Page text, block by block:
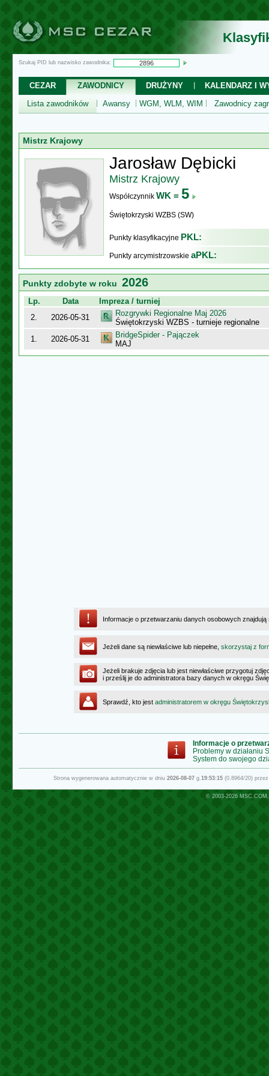
Szukaj PID lub nazwisko zawodnika:
CEZAR ZAWODNICY DRUŻYNY
KALENDARZ I
Lista zawodników
Awansy WGM, WLM, WIM Zawodnicy
Mistrz Krajowy
Jarosław Dębicki
Mistrz Krajowy
Współczynnik WK = 5
Świętokrzyski WZBS (SW)
Punkty klasyfikacyjne PKL:
Punkty arcymistrzowskie aPKL:
Punkty zdobyte w roku 2026
Lp. Data
Impreza / turniej
2.
2026-05-31
Rozgrywki Regionalne Maj 2026
Świętokrzyski WZBS - turnieje regionalne
1.
2026-05-31
BridgeSpider - Pajączek
MAJ
Informacje o przetwarzaniu danych osobowych
Jeżeli dane są niewłaściwe lub niepełne, skorzystaj z
Jeżeli brakuje zdjęcia lub jest niewłaściwe przygotuj
i prześlij je do administratora bazy danych w okręgu
Sprawdź, kto jest administratorem w okręgu
Informacje o
Problemy w działaniu
System do swojego
Strona wygenerowana automatycznie w dniu 2026-08-07g.19:53:15(0.8964/20)
© 2003-2026